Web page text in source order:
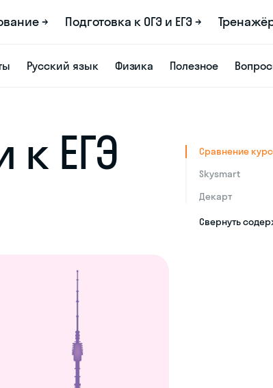
→ Подготовка к ОГЭ и ЕГЭ →
Русский язык Физика Полезное
к ЕГЭ
Сравнение
Skysmart
Декарт
Свернуть